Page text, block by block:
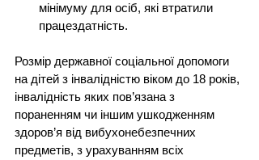
мінімуму для осіб, які втратили
працездатність.
Розмір державної соціальної допомоги
на дітей з інвалідністю віком до 18 років,
інвалідність яких пов’язана з
пораненням чи іншим ушкодженням
здоров’я від вибухонебезпечних
предметів, з урахуванням всіх